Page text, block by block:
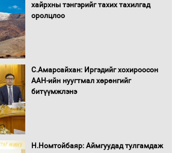
хайрхны тэнгэрийг тахих тахилгад
оролцлоо
С.Амарсайхан: Иргэдийг хохироосон
ААН-ийн нуугтмал хөрөнгийг
битүүмжлэнэ
Н.Номтойбаяр: Аймгуудад тулгамдаж